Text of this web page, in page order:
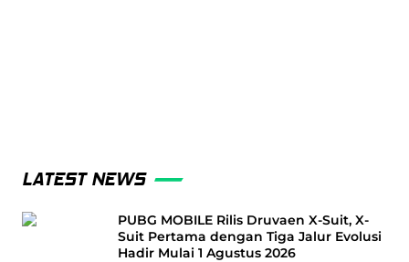
LATEST NEWS
PUBG MOBILE Rilis Druvaen X-Suit, X-
Suit Pertama dengan Tiga Jalur Evolusi
Hadir Mulai 1 Agustus 2026